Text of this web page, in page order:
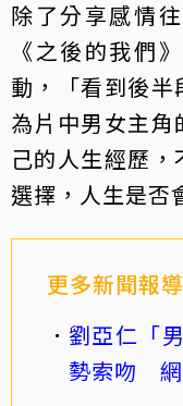
除了分享感情
《之後的我們
動，「看到後
為片中男女主角
己的人生經歷
選擇，人生是否
更多新聞報導
劉亞仁「
勢索吻 網